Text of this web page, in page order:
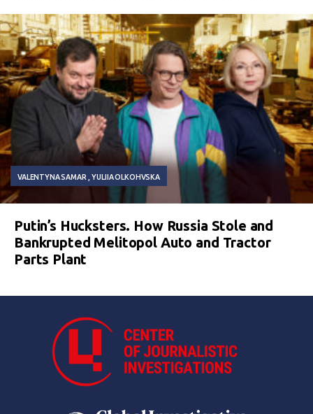
VALENTYNA SAMAR YULIIA OLKOHVSKA
Putin’s Hucksters. How Russia Stole and
Bankrupted Melitopol Auto and Tractor
Parts Plant